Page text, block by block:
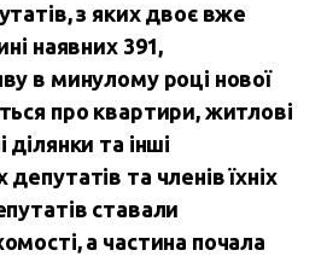
з яких двоє вже
наявних 391,
в минулому році нової
про квартири, житлові
та інші
та членів їхніх
ставали
а частина почала